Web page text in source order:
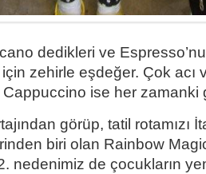
dedikleri ve
zehirle eşdeğer. Çok acı
Cappuccino ise her zamanki
görüp, tatil rotamızı
biri olan Rainbow
nedenimiz de çocukların